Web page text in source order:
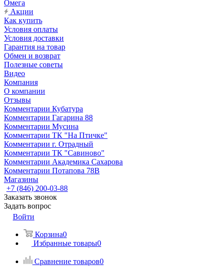
Омега
Акции
Как купить
Условия оплаты
Условия доставки
Гарантия на товар
Обмен и возврат
Полезные советы
Видео
Компания
О компании
Отзывы
Комментарии Кубатура
Комментарии Гагарина 88
Комментарии Мусина
Комментарии ТК "На Птичке"
Комментарии г. Отрадный
Комментарии ТК "Савиново"
Комментарии Академика Сахарова
Комментарии Потапова 78В
Магазины
+7 (846) 200-03-88
Заказать звонок
Задать вопрос
Войти
Корзина0
Избранные товары0
Сравнение товаров0